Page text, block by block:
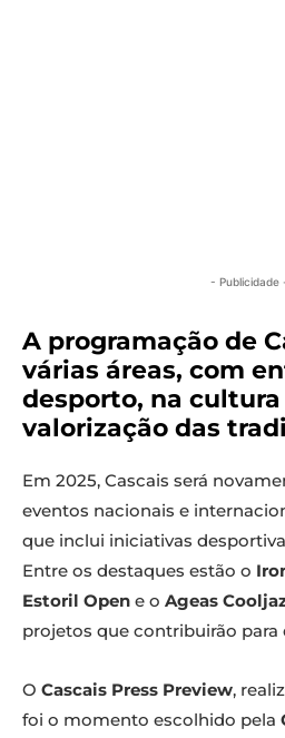
- Publicidade
A programação de
várias áreas, com
desporto, na cultura
valorização das
Em 2025, Cascais será
eventos nacionais e
que inclui iniciativas
Entre os destaques estão o
Estoril Open e o Ageas
projetos que contribuirão
O Cascais Press Preview,
foi o momento escolhido pela